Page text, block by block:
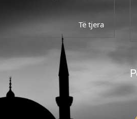
Të tjera